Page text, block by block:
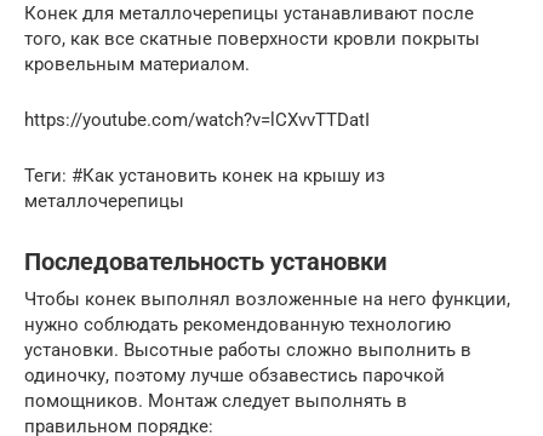
Конек для металлочерепицы устанавливают после
того, как все скатные поверхности кровли покрыты
кровельным материалом.
https://youtube.com/watch?v=lCXvvTTDatI
Теги: #Как установить конек на крышу из
металлочерепицы
Последовательность установки
Чтобы конек выполнял возложенные на него функции,
нужно соблюдать рекомендованную технологию
установки. Высотные работы сложно выполнить в
одиночку, поэтому лучше обзавестись парочкой
помощников. Монтаж следует выполнять в
правильном порядке: